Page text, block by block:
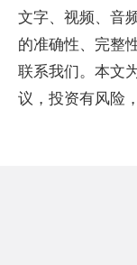
文字、视频、音
的准确性、完整
联系我们。本文
议，投资有风险